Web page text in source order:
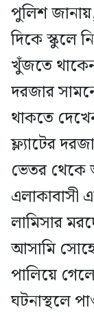
পুলিশ
দিকে স্কুলে
খুঁজতে
দরজার
থাকতে
ফ্ল্যাটের
ভেতর থেকে
এলাকাবাসী
লামিসার
আসামি
পালিয়ে
ঘটনাস্থলে